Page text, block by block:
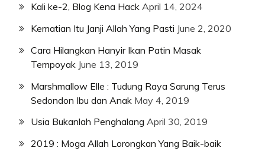
Kali ke-2, Blog Kena Hack April 14, 2024
Kematian Itu Janji Allah Yang Pasti June 2, 2020
Cara Hilangkan Hanyir Ikan Patin Masak
Tempoyak June 13, 2019
Marshmallow Elle : Tudung Raya Sarung Terus
Sedondon Ibu dan Anak May 4, 2019
Usia Bukanlah Penghalang April 30, 2019
2019 : Moga Allah Lorongkan Yang Baik-baik